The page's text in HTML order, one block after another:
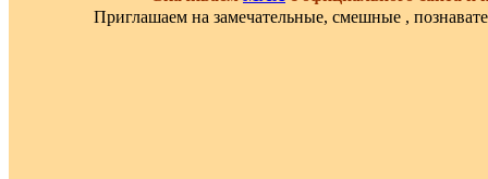
Приглашаем на замечательные, смешные ,